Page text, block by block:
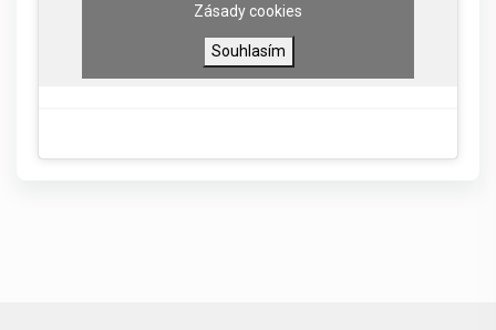
Zásady cookies
Souhlasím